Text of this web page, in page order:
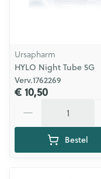
Ursapharm
HYLO Night Tube 5G
Verv.1762269
€ 10,50
Bestel